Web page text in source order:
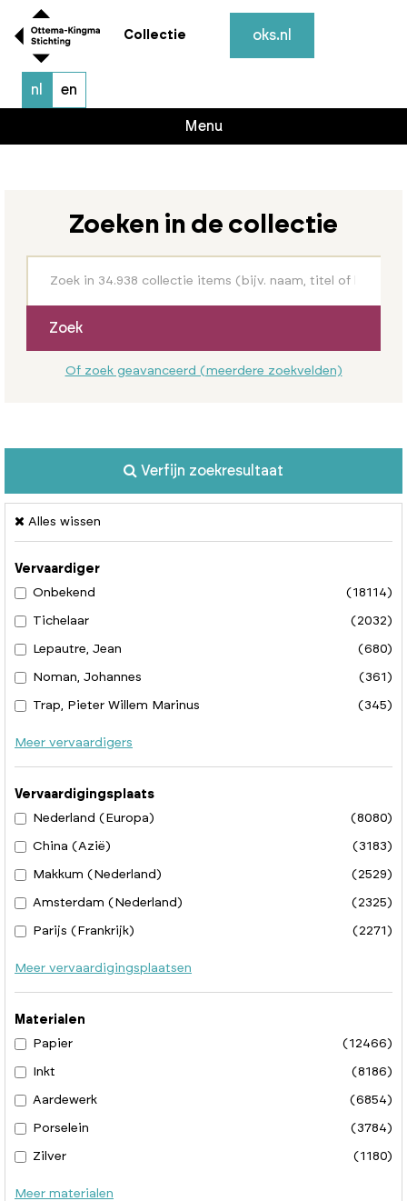
Collectie oks.nl
nl en
Menu
Zoeken in de collectie
Zoek
Of zoek geavanceerd (meerdere zoekvelden)
Verfijn zoekresultaat
Alles wissen
Vervaardiger
Onbekend
(18114)
Tichelaar (2032)
Lepautre, Jean (680)
Noman, Johannes (361)
Trap, Pieter Willem Marinus (345)
Meer vervaardigers
Vervaardigingsplaats
Nederland (Europa)
(8080)
China (Azië) (3183)
Makkum (Nederland) (2529)
Amsterdam (Nederland) (2325)
Parijs (Frankrijk) (2271)
Meer vervaardigingsplaatsen
Materialen
Papier
(12466)
Inkt (8186)
Aardewerk (6854)
Porselein (3784)
Zilver (1180)
Meer materialen